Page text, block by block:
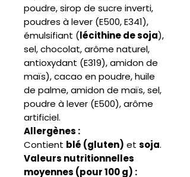
poudre, sirop de sucre inverti,
poudres à lever (E500, E341),
émulsifiant (lécithine de soja),
sel, chocolat, arôme naturel,
antioxydant (E319), amidon de
maïs), cacao en poudre, huile
de palme, amidon de maïs, sel,
poudre à lever (E500), arôme
artificiel.
Allergènes :
Contient blé (gluten) et soja.
Valeurs nutritionnelles
moyennes (pour 100 g) :